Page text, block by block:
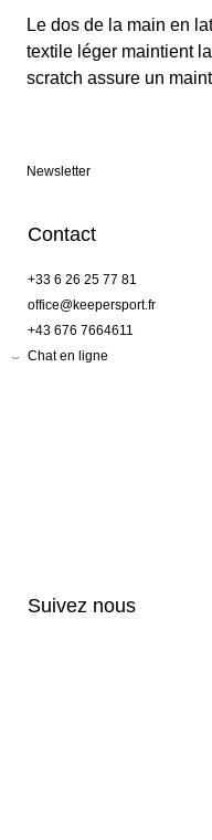
Le dos de la main en
textile léger maintient
scratch assure un
Newsletter
Contact
+33 6 26 25 77 81
office@keepersport.fr
+43 676 7664611
Chat en ligne
Suivez nous